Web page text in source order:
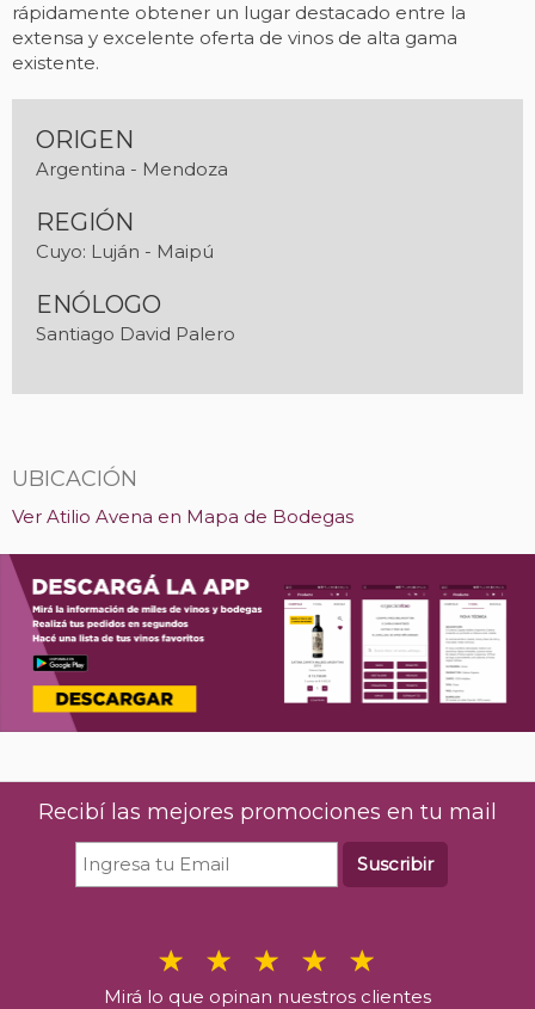
rápidamente obtener un lugar destacado entre la
extensa y excelente oferta de vinos de alta gama
existente.
ORIGEN
Argentina - Mendoza
REGIÓN
Cuyo: Luján - Maipú
ENÓLOGO
Santiago David Palero
UBICACIÓN
Ver Atilio Avena en Mapa de Bodegas
Recibí las mejores promociones en tu mail
Suscribir
Mirá lo que opinan nuestros clientes